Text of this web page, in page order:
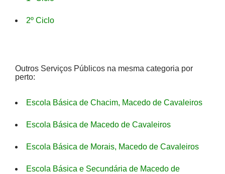
2º Ciclo
Outros Serviços Públicos na mesma categoria por
perto:
Escola Básica de Chacim, Macedo de Cavaleiros
Escola Básica de Macedo de Cavaleiros
Escola Básica de Morais, Macedo de Cavaleiros
Escola Básica e Secundária de Macedo de